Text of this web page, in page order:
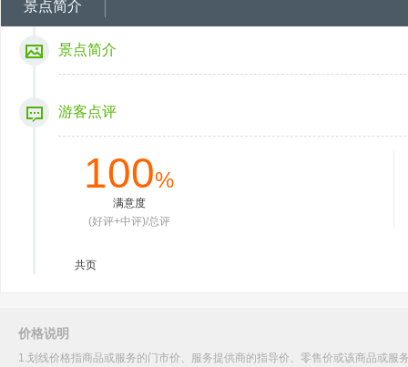
景点简介
景点简介
游客点评
100%
满意度
(好评+中评)/总评
共页
价格说明
1.划线价格指商品或服务的门市价、服务提供商的指导价、零售价或该商品或